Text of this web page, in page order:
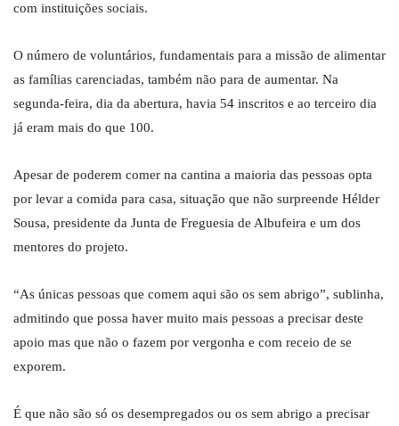
com instituições sociais.
O número de voluntários, fundamentais para a missão de alimentar
as famílias carenciadas, também não para de aumentar. Na
segunda-feira, dia da abertura, havia 54 inscritos e ao terceiro dia
já eram mais do que 100.
Apesar de poderem comer na cantina a maioria das pessoas opta
por levar a comida para casa, situação que não surpreende Hélder
Sousa, presidente da Junta de Freguesia de Albufeira e um dos
mentores do projeto.
“As únicas pessoas que comem aqui são os sem abrigo”, sublinha,
admitindo que possa haver muito mais pessoas a precisar deste
apoio mas que não o fazem por vergonha e com receio de se
exporem.
É que não são só os desempregados ou os sem abrigo a precisar